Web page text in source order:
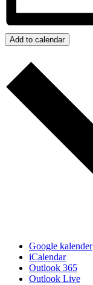
Add to calendar
Google kalender
iCalendar
Outlook 365
Outlook Live